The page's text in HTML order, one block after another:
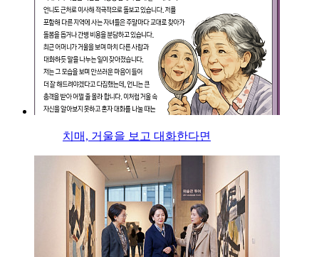
치매, 거울을 보고 대화한다면